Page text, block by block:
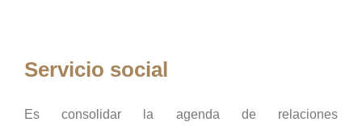
Servicio social
Es consolidar la agenda de relaciones